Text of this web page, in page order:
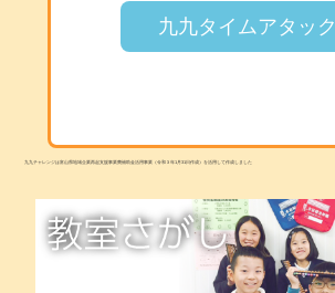
九九タイムアタック
九九チャレンジは富山県地域企業再起支援事業費補助金活用事業（令和３年1月31日作成）を活用して作成しました